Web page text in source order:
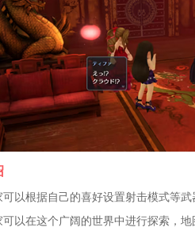
以根据自己的喜好设置射击模式等
以在这个广阔的世界中进行探索，